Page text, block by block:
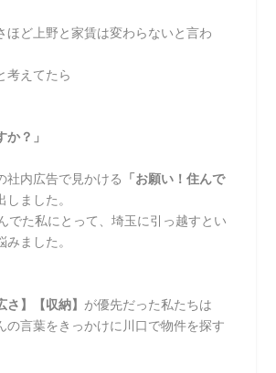
ほど上野と家賃は変わらないと言わ
考えてたら
か？」
社内広告で見かける 「お願い！住んで
しました。
でた私にとって、埼玉に引っ越すとい
ました。
さ】【収納】 が優先だった私たちは
の言葉をきっかけに川口で物件を探す